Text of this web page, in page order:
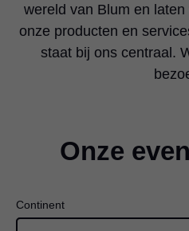
wereld van Blum en
onze producten en
staat bij ons centraal.
Onze
Continent